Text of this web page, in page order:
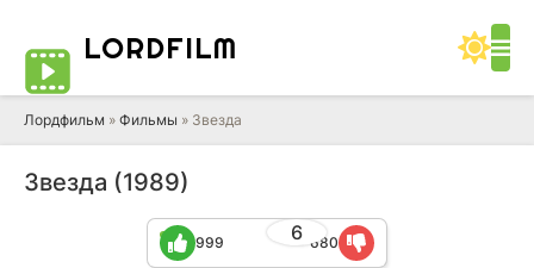
LORDFILM
Лордфильм » Фильмы » Звезда
Звезда (1989)
6
999 680